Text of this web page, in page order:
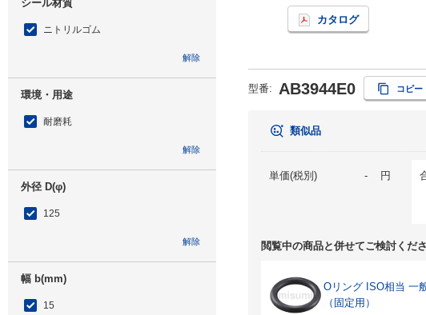
シール材質
ニトリルゴム
解除
環境・用途
耐磨耗
解除
外径 D(φ)
125
解除
幅 b(mm)
15
カタログ
型番: AB3944E0 コピー
類似品
単価(税別) - 円
閲覧中の商品と併せてご検討くだ
Oリング ISO相当 一
（固定用）